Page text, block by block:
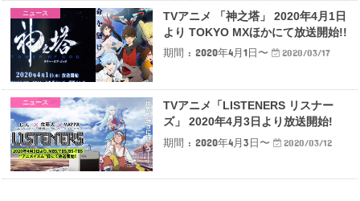
ニュース
TVアニメ 「神之塔」 2020年4月1日
より TOKYO MXほかにて放送開始!!
期間 : 2020年4月1日〜
2020/03/17
ニュース
TVアニメ「LISTENERS リスナー
ズ」 2020年4月3日より放送開始!
期間 : 2020年4月3日〜
2020/03/12